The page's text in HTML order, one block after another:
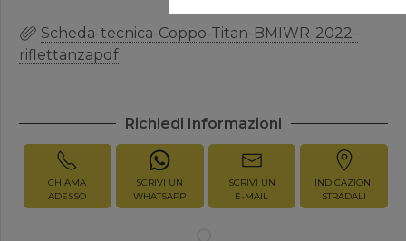
Scheda-tecnica-Coppo-Titan-BMIWR-2022-
riflettanzapdf
Richiedi Informazioni
CHIAMA
ADESSO
SCRIVI UN
WHATSAPP
SCRIVI UN
E-MAIL
INDICAZIONI
STRADALI